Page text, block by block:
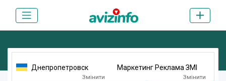
Днепропетровск
Змінити
Маркетинг Реклама ЗМІ
Змінити